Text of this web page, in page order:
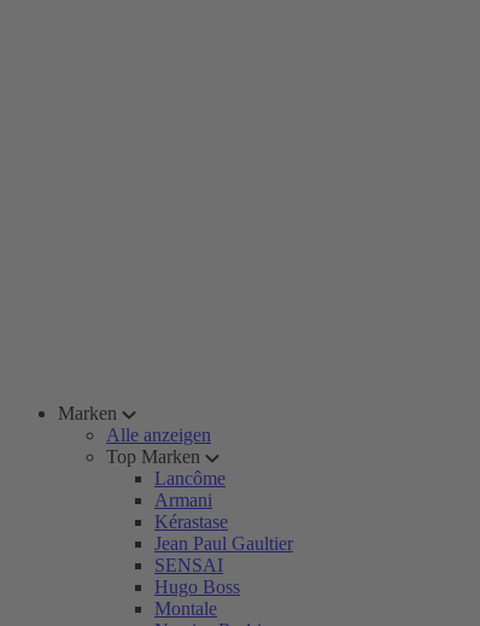
Marken
Alle anzeigen
Top Marken
Lancôme
Armani
Kérastase
Jean Paul Gaultier
SENSAI
Hugo Boss
Montale